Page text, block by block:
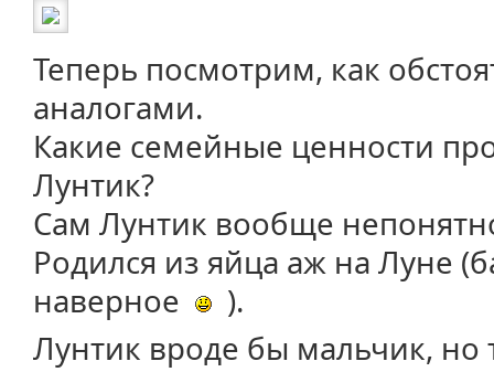
Теперь посмотрим, как
аналогами.
Какие семейные ценности
Лунтик?
Сам Лунтик вообще
Родился из яйца аж на Луне
наверное
).
Лунтик вроде бы мальчик, но